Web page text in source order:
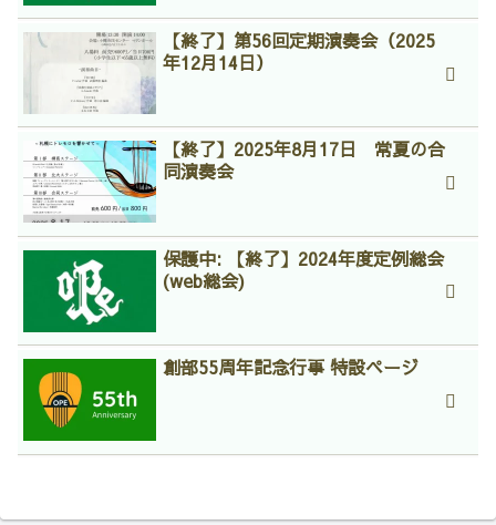
【終了】第56回定期演奏会（2025
年12月14日）
【終了】2025年8月17日 常夏の合
同演奏会
保護中: 【終了】2024年度定例総会
(web総会)
創部55周年記念行事 特設ページ